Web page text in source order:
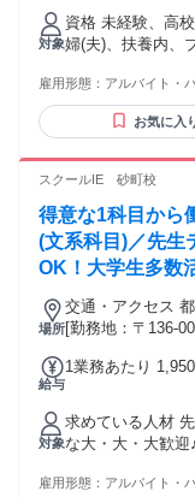
25％UP
対象
資格 未経験、高
婦(夫)、扶養内、
バイトさんもお
シフトもOK ※不
て気に入れば長期
雇用形態： アルバイト・
お気に入
スクールIE 砂町校
得意な1科目から
(文系科目)／先生
OK！大学生多数
場所
交通・アクセス
トロ東西線「南砂
[勤務地：〒136-
給与
1業務あたり
〜(90分) 1コマ90分あたり 1950円～のスタート！ ＊半年ごと
に給与の見直しがあり がんばりに応じて給与UP
輩講師の例≫ 半
対象
求めている人材
な大・大・大歓迎♪ 「
生活躍中 ●Wワー
雇用形態： アルバイト・